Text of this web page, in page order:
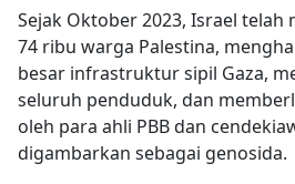
Sejak Oktober 2023, Israel
74 ribu warga Palestina,
besar infrastruktur sipil Gaza,
seluruh penduduk, dan
oleh para ahli PBB dan
digambarkan sebagai genosida.